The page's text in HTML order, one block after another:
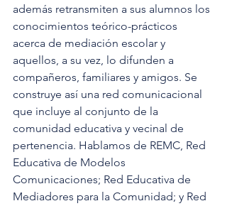
además retransmiten a sus alumnos los
conocimientos teórico-prácticos
acerca de mediación escolar y
aquellos, a su vez, lo difunden a
compañeros, familiares y amigos. Se
construye así una red comunicacional
que incluye al conjunto de la
comunidad educativa y vecinal de
pertenencia. Hablamos de REMC, Red
Educativa de Modelos
Comunicaciones; Red Educativa de
Mediadores para la Comunidad; y Red